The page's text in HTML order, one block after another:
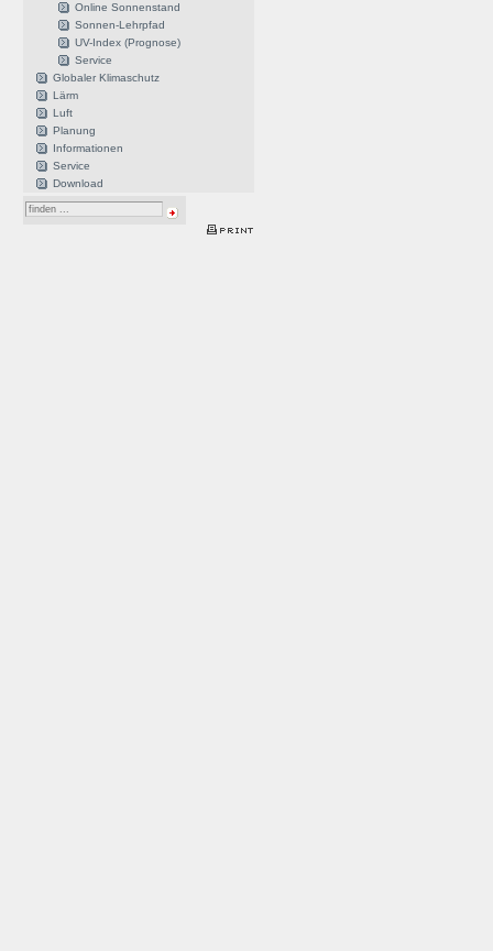
Online Sonnenstand
Sonnen-Lehrpfad
UV-Index (Prognose)
Service
Globaler Klimaschutz
Lärm
Luft
Planung
Informationen
Service
Download